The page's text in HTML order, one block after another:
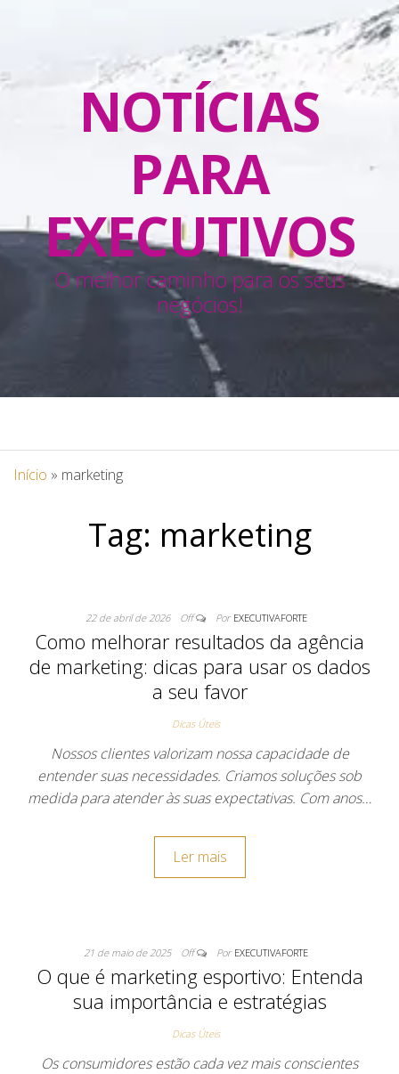
NOTÍCIAS
PARA
EXECUTIVOS
O melhor caminho para os seus
negócios!
Início » marketing
Tag: marketing
22 de abril de 2026 Off Por EXECUTIVAFORTE
Como melhorar resultados da agência
de marketing: dicas para usar os dados
a seu favor
Dicas Úteis
Nossos clientes valorizam nossa capacidade de
entender suas necessidades. Criamos soluções sob
medida para atender às suas expectativas. Com anos…
Ler mais
21 de maio de 2025 Off Por EXECUTIVAFORTE
O que é marketing esportivo: Entenda
sua importância e estratégias
Dicas Úteis
Os consumidores estão cada vez mais conscientes